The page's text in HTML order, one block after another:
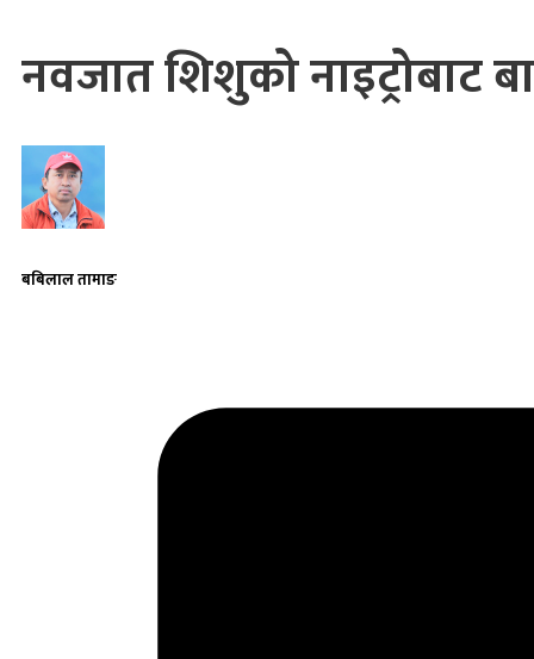
नवजात शिशुको नाइट्रोबाट
बबिलाल तामाङ